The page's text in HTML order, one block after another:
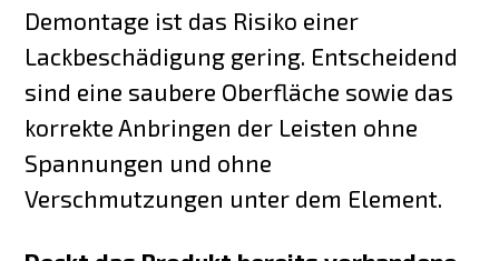
Demontage ist das Risiko einer
Lackbeschädigung gering. Entscheidend
sind eine saubere Oberfläche sowie das
korrekte Anbringen der Leisten ohne
Spannungen und ohne
Verschmutzungen unter dem Element.